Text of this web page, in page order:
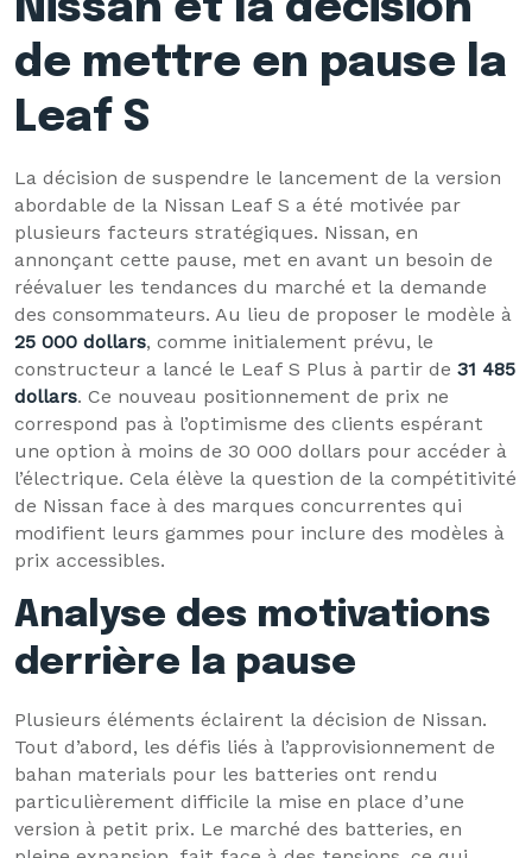
Nissan et la décision
de mettre en pause la
Leaf S
La décision de suspendre le lancement de la version
abordable de la Nissan Leaf S a été motivée par
plusieurs facteurs stratégiques. Nissan, en
annonçant cette pause, met en avant un besoin de
réévaluer les tendances du marché et la demande
des consommateurs. Au lieu de proposer le modèle à
25 000 dollars, comme initialement prévu, le
constructeur a lancé le Leaf S Plus à partir de 31 485
dollars. Ce nouveau positionnement de prix ne
correspond pas à l’optimisme des clients espérant
une option à moins de 30 000 dollars pour accéder à
l’électrique. Cela élève la question de la compétitivité
de Nissan face à des marques concurrentes qui
modifient leurs gammes pour inclure des modèles à
prix accessibles.
Analyse des motivations
derrière la pause
Plusieurs éléments éclairent la décision de Nissan.
Tout d’abord, les défis liés à l’approvisionnement de
bahan materials pour les batteries ont rendu
particulièrement difficile la mise en place d’une
version à petit prix. Le marché des batteries, en